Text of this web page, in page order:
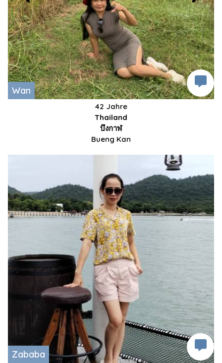
Wan
42 Jahre
Thailand
บึงกาฬ
Bueng Kan
Zababa